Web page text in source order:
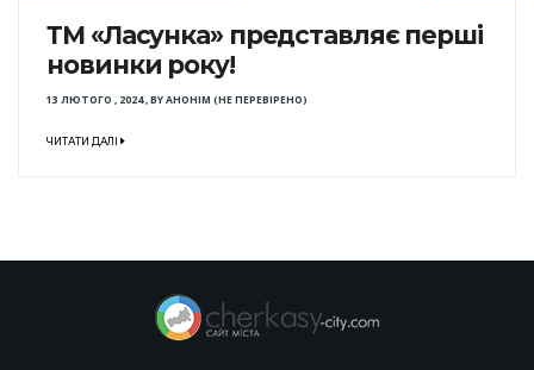
ТМ «Ласунка» представляє перші
новинки року!
13 ЛЮТОГО , 2024,BYАНОНІМ (НЕ ПЕРЕВІРЕНО)
ЧИТАТИ ДАЛІ